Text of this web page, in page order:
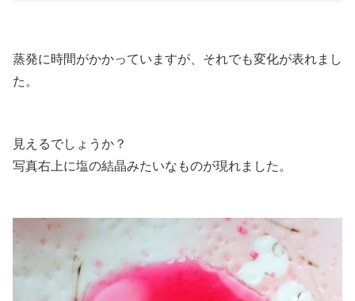
蒸発に時間がかかっていますが、それでも変化が表れまし
た。
見えるでしょうか？
写真右上に塩の結晶みたいなものが現れました。